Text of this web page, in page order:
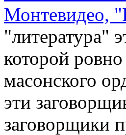
Монтевидео,
"литература"
которой
масонского
эти
заговорщики